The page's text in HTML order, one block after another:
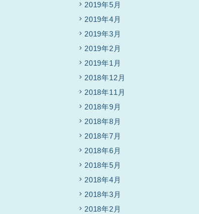
2019年5月
2019年4月
2019年3月
2019年2月
2019年1月
2018年12月
2018年11月
2018年9月
2018年8月
2018年7月
2018年6月
2018年5月
2018年4月
2018年3月
2018年2月